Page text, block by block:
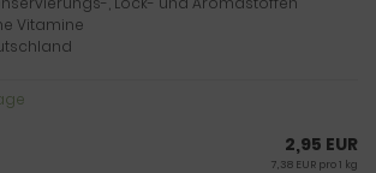
Vitamine
2,95 EUR
7,38 EUR pro 1 kg